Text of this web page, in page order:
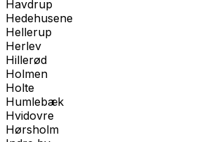
Havdrup
Hedehusene
Hellerup
Herlev
Hillerød
Holmen
Holte
Humlebæk
Hvidovre
Hørsholm